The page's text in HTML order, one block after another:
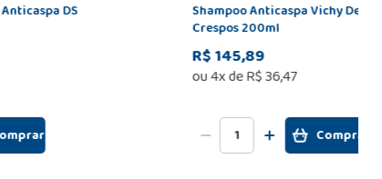
DS
Shampoo Anticaspa Vichy
Crespos 200ml
R$ 145,89
ou4x deR$36,47
Comprar